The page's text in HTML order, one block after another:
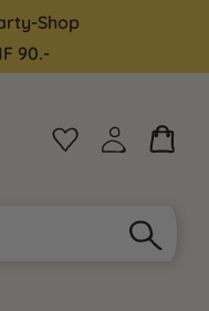
Shop
90.-